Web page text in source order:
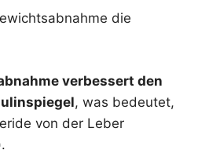
die
verbessert den
, was bedeutet,
von der Leber